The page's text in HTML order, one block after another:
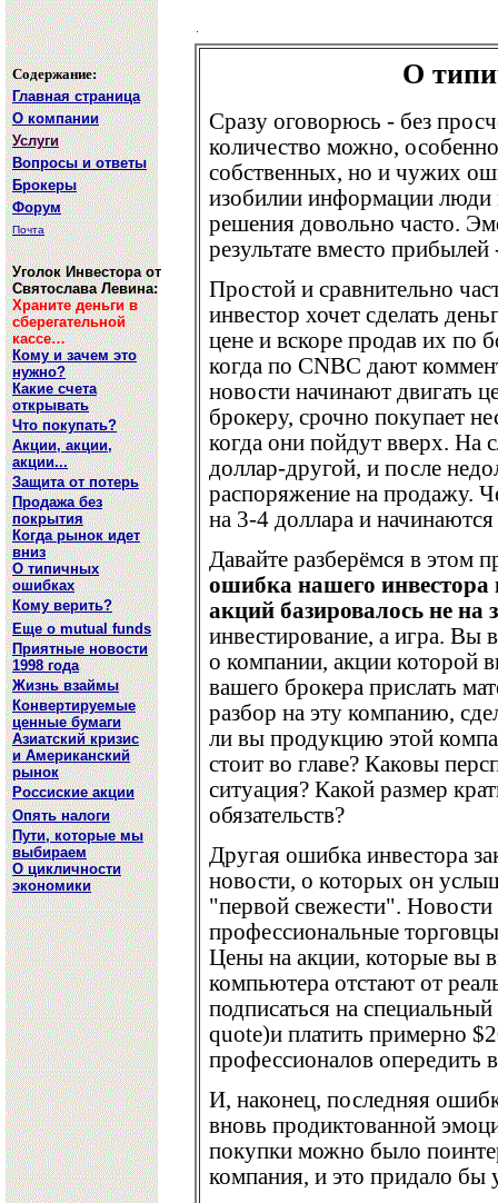
Содержание:
Главная страница
О компании
Услуги
Вопросы и ответы
Брокеры
Форум
Почта
Уголок Инвестора от
Святослава Левина:
Храните деньги в
сберегательной
кассе…
Кому и зачем это
нужно?
Какие счета
открывать
Что покупать?
Акции, акции,
акции...
Защита от потерь
Продажа без
покрытия
Когда рынок идет
вниз
О типичных
ошибках
Кому верить?
Еще о mutual funds
Приятные новости
1998 года
Жизнь взаймы
Конвертируемые
ценные бумаги
Азиатский кризис
и Американский
рынок
Россиские акции
Опять налоги
Пути, которые мы
выбираем
О цикличности
экономики
О
Сразу оговорюсь - без
количество можно,
собственных, но и чужих
изобилии информации
решения довольно часто.
результате вместо прибылей
Простой и сравнительно
инвестор хочет сделать
цене и вскоре продав их по
когда по CNBC дают
новости начинают двигать
брокеру, срочно покупает
когда они пойдут вверх. На
доллар-другой, и после
распоряжение на продажу.
на 3-4 доллара и
Давайте разберёмся в этом
ошибка нашего инвестора
акций базировалось не на
инвестирование, а игра. Вы
о компании, акции которой
вашего брокера прислать
разбор на эту компанию,
ли вы продукцию этой
стоит во главе? Каковы
ситуация? Какой размер
обязательств?
Другая ошибка инвестора
новости, о которых он
"первой свежести".
профессиональные
Цены на акции, которые вы
компьютера отстают от
подписаться на
quote)и платить примерно
профессионалов опередить
И, наконец, последняя
внoвь продиктованной
покупки можно было
компания, и это придало бы